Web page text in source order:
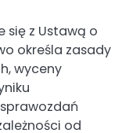
się z Ustawą o
określa zasady
wyceny
od